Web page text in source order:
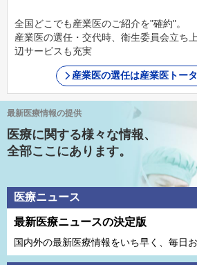
全国どこでも産業医のご紹介を"確約"。
産業医の選任・交代時、衛生委員会立ち
辺サービスも充実
産業医の選任は産業医トー
最新医療情報の提供
医療に関する様々な情報、
全部ここにあります。
医療ニュース
最新医療ニュースの決定版
国内外の最新医療情報をいち早く、毎日お